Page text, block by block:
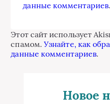
данные комментариев.
Этот сайт использует
спамом.Узнайте, как
данные комментариев.
Новое